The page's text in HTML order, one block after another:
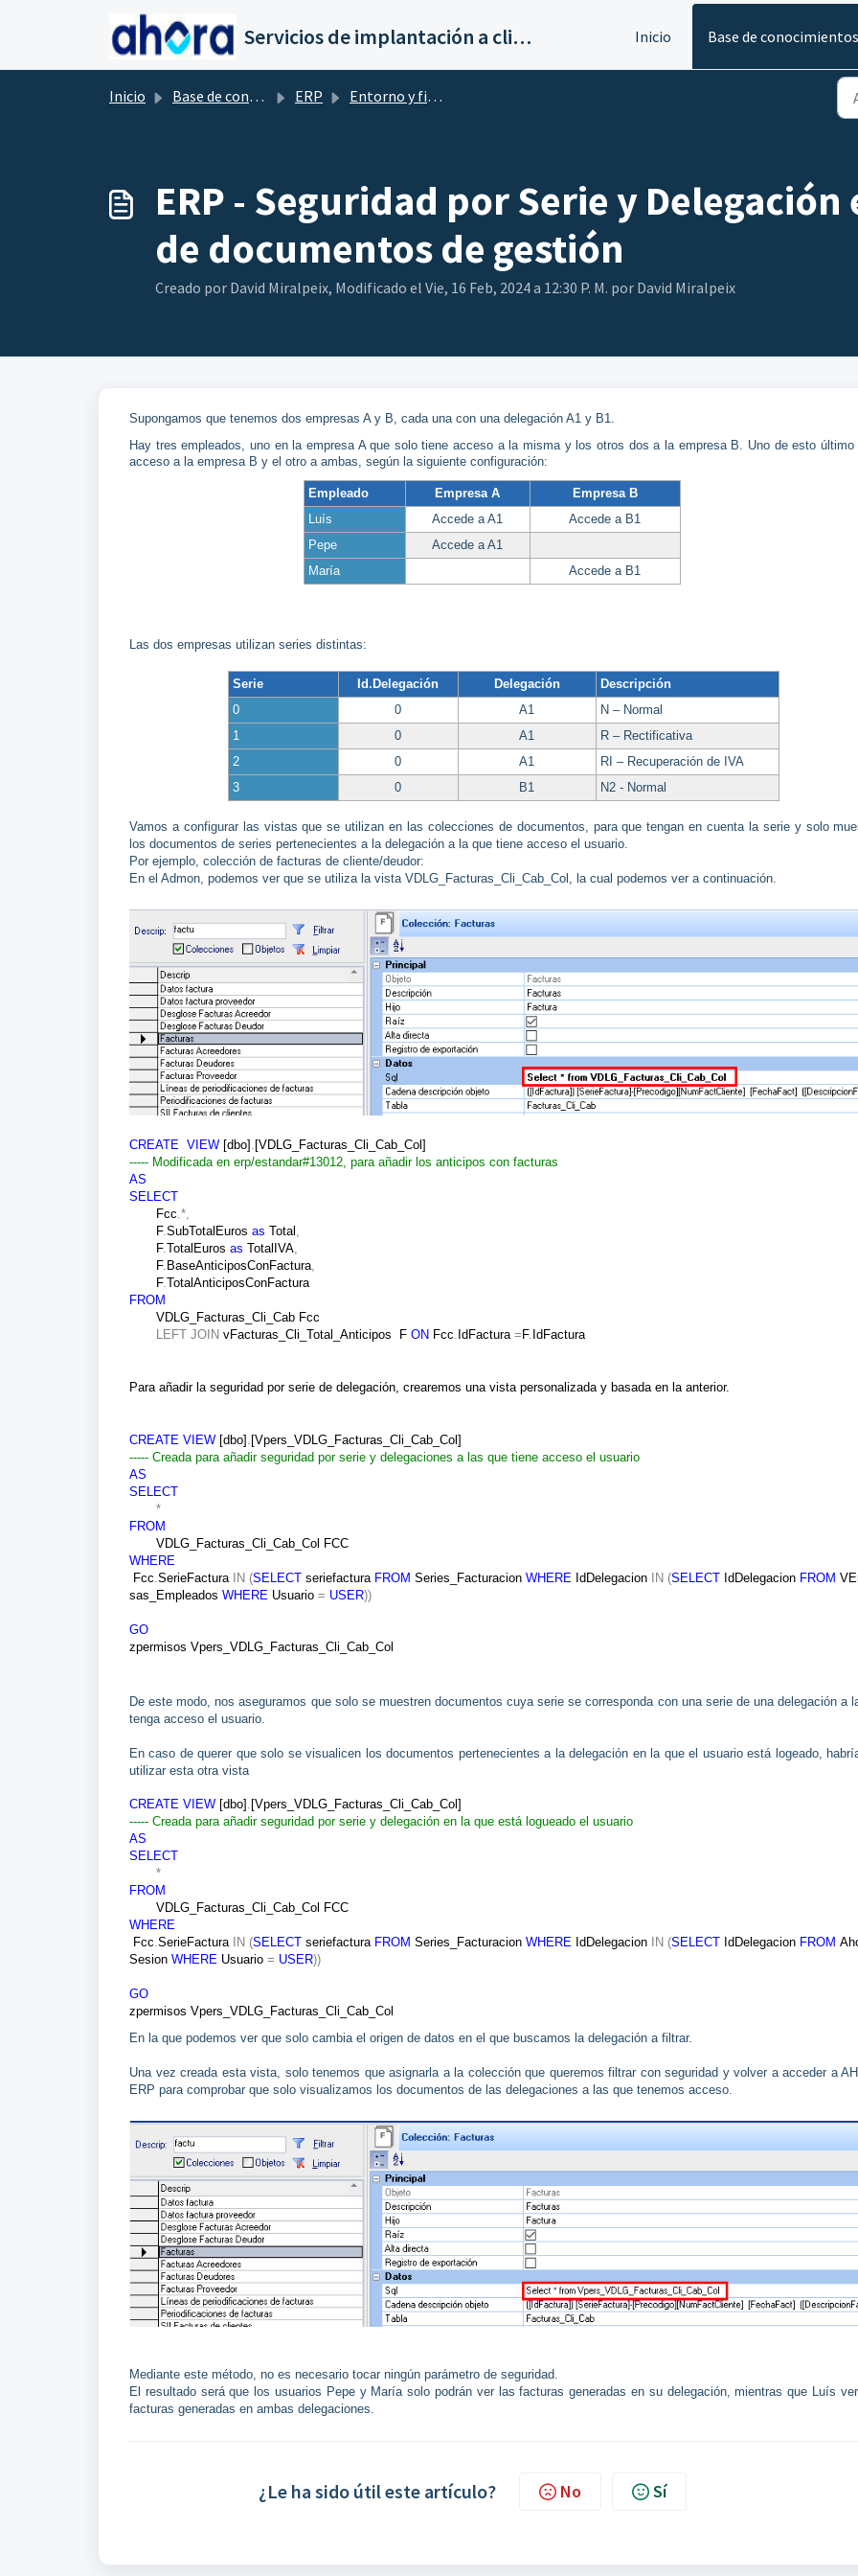
Saltar al contenido principal
Servicios de implantación a clientes de Ahora Inicio Base de conocimientos
Inicio Base de conocimientos ERP Entorno y ficheros maestros
ERP - Seguridad por Serie y
de documentos de gestión
Creado por David Miralpeix, Modificado el Vie, 16 Feb, 2024 a 12:30 P. M. por David Miralpeix
Supongamos que tenemos dos empresas A y B, cada una con una delegación A1 y B1.
Hay tres empleados, uno en la empresa A que solo tiene acceso a la misma y los otros dos a la empresa B. Uno de esto último
acceso a la empresa B y el otro a ambas, según la siguiente configuración:
Empleado EmpresaA
Empresa B
Luís
Accede a A1
Accede a B1
Pepe
Accede a A1
María
Accede a B1
Las dos empresas utilizan series distintas:
Serie Id.Delegación Delegación
Descripción
0
0 A1
N – Normal
1
0 A1
R – Rectificativa
2
0 A1
RI – Recuperación de IVA
3
0 B1 N2 - Normal
Vamos a configurar las vistas que se utilizan en las colecciones de documentos, para que tengan en cuenta la serie y solo
los documentos de series pertenecientes a la delegación a la que tiene acceso el usuario.
Por ejemplo, colección de facturas de cliente/deudor:
En el Admon, podemos ver que se utiliza la vista VDLG_Facturas_Cli_Cab_Col, la cual podemos ver a continuación.
CREATE VIEW [dbo] [VDLG_Facturas_Cli_Cab_Col]
----- Modificada en erp/estandar#13012, para añadir los anticipos con facturas
AS
SELECT
Fcc .*,
F. SubTotalEuros as Total
F. TotalEuros as TotalIVA
F. BaseAnticiposConFactura
F. TotalAnticiposConFactura
FROM
VDLG_Facturas_Cli_Cab Fcc
LEFT JOIN vFacturas_Cli_Total_Anticipos F ON Fcc IdFactura =F. IdFactura
Para añadir la seguridad por serie de delegación, crearemos una vista personalizada y basada en la anterior.
CREATE VIEW [dbo] . [Vpers_VDLG_Facturas_Cli_Cab_Col]
----- Creada para añadir seguridad por serie y delegaciones a las que tiene acceso el usuario
AS
SELECT
*
FROM
VDLG_Facturas_Cli_Cab_Col FCC
WHERE
Fcc.SerieFactura IN (SELECT seriefactura FROM Series_Facturacion WHERE IdDelegacion IN (SELECT IdDelegacion FROM
sas_Empleados WHERE Usuario = USER))
GO
zpermisos Vpers_VDLG_Facturas_Cli_Cab_Col
De este modo, nos aseguramos que solo se muestren documentos cuya serie se corresponda con una serie de una delegación a
tenga acceso el usuario.
En caso de querer que solo se visualicen los documentos pertenecientes a la delegación en la que el usuario está logeado,
utilizar esta otra vista
CREATE VIEW [dbo] [Vpers_VDLG_Facturas_Cli_Cab_Col]
----- Creada para añadir seguridad por serie y delegación en la que está logueado el usuario
AS
SELECT
*
FROM
VDLG_Facturas_Cli_Cab_Col FCC
WHERE
Fcc SerieFactura IN (SELECT seriefactura FROM Series_Facturacion WHERE IdDelegacion IN (SELECT IdDelegacion FROM
Sesion WHERE Usuario = USER))
GO
zpermisos Vpers_VDLG_Facturas_Cli_Cab_Col
En la que podemos ver que solo cambia el origen de datos en el que buscamos la delegación a filtrar.
Una vez creada esta vista, solo tenemos que asignarla a la colección que queremos filtrar con seguridad y volver a acceder a
ERP para comprobar que solo visualizamos los documentos de las delegaciones a las que tenemos acceso.
Mediante este método, no es necesario tocar ningún parámetro de seguridad.
El resultado será que los usuarios Pepe y María solo podrán ver las facturas generadas en su delegación, mientras que Luís
facturas generadas en ambas delegaciones.
¿Le ha sido útil este artículo? No Sí